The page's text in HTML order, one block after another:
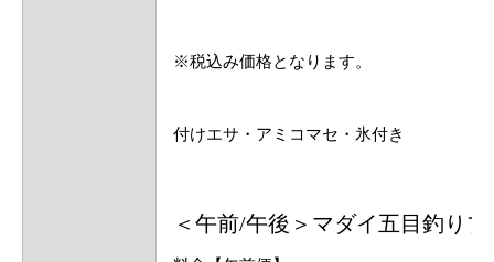
※税込み価格となります。
付けエサ・アミコマセ・氷付き
＜午前/午後＞マダイ五目釣り